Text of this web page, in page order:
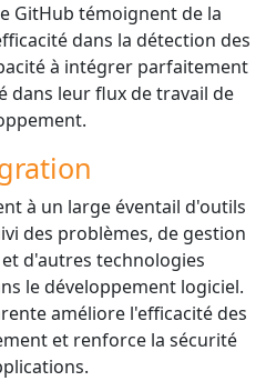
GitHub témoignent de la
dans la détection des
à intégrer parfaitement
dans leur flux de travail de
à un large éventail d'outils
des problèmes, de gestion
d'autres technologies
le développement logiciel.
améliore l'efficacité des
et renforce la sécurité